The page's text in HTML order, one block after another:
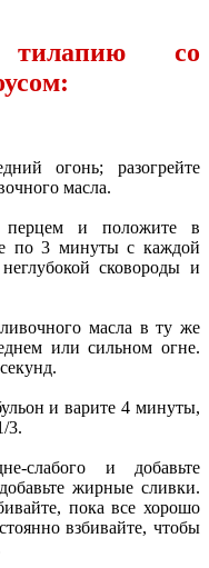
тилапию со
огонь; разогрейте
масла.
и положите в
по 3 минуты с каждой
сковороды и
масла в ту же
или сильном огне.
и варите 4 минуты,
3.
слабого и добавьте
жирные сливки.
пока все хорошо
взбивайте, чтобы